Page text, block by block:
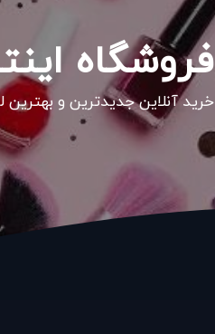
فروشگاه
خرید آنلاین جدیدترین و بهترین